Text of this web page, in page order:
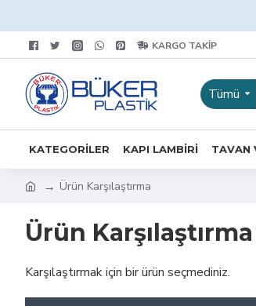
KARGO TAKIP
Tümü
KATEGORILER KAPI LAMBIRI TAVAN
Ürün Karşılaştırma
Ürün Karşılaştırma
Karşılaştırmak için bir ürün seçmediniz.